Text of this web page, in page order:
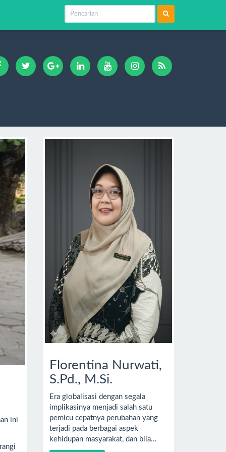
ini
Florentina Nurwati,
S.Pd., M.Si.
Era globalisasi dengan segala
implikasinya menjadi salah satu
pemicu cepatnya perubahan yang
terjadi pada berbagai aspek
kehidupan masyarakat, dan bila…